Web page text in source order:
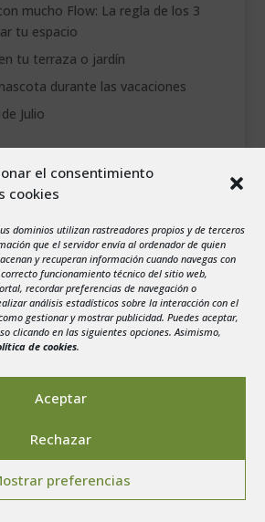
el consentimiento
cookies
sus dominios utilizan rastreadores propios y de terceros
que el servidor envía al ordenador de quien
y recuperan información cuando navegas con
funcionamiento técnico del sitio web,
recordar preferencias de navegación o
análisis estadísticos sobre la interacción con el
gestionar y mostrar publicidad. Puedes aceptar,
clicando en las siguientes opciones. Asimismo,
de cookies.
Aceptar
Rechazar
preferencias
mucho Flow: La regla de los 3
tu espacio
tu terraza o jardín
durante las vacaciones
Julio
J V S
6 7 8
9
13 14 15
16
20 21 22
23
27 28 29
30
de privacidad
Cookies